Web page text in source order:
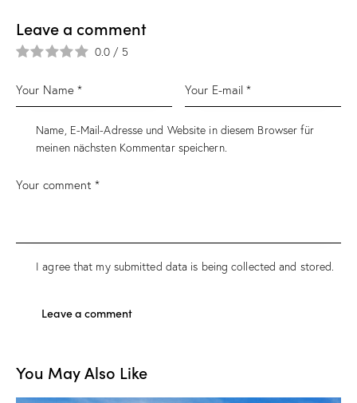
Leave a comment
0.0 / 5
Name, E-Mail-Adresse und Website in diesem Browser für
meinen nächsten Kommentar speichern.
I agree that my submitted data is being collected and stored.
You May Also Like